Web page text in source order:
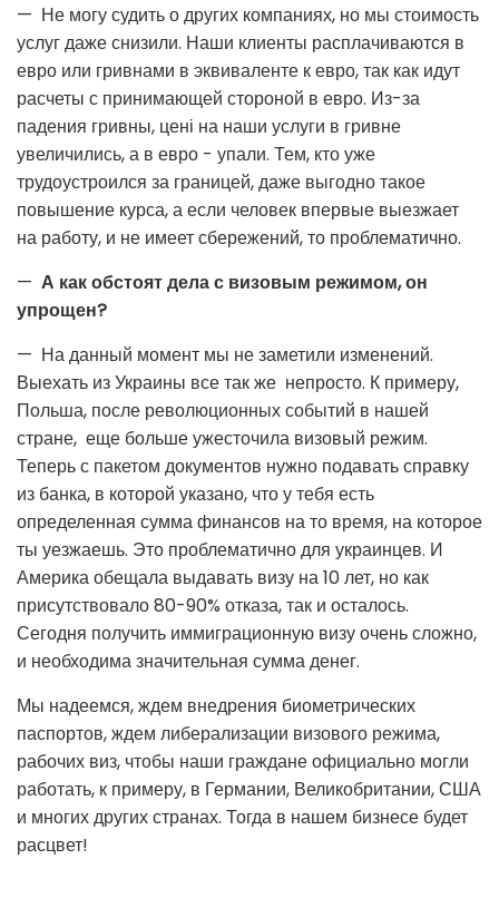
— Не могу судить о других компаниях, но мы стоимость
услуг даже снизили. Наши клиенты расплачиваются в
евро или гривнами в эквиваленте к евро, так как идут
расчеты с принимающей стороной в евро. Из-за
падения гривны, цені на наши услуги в гривне
увеличились, а в евро - упали. Тем, кто уже
трудоустроился за границей, даже выгодно такое
повышение курса, а если человек впервые выезжает
на работу, и не имеет сбережений, то проблематично.
— А как обстоят дела с визовым режимом, он
упрощен?
— На данный момент мы не заметили изменений.
Выехать из Украины все так же непросто. К примеру,
Польша, после революционных событий в нашей
стране, еще больше ужесточила визовый режим.
Теперь с пакетом документов нужно подавать справку
из банка, в которой указано, что у тебя есть
определенная сумма финансов на то время, на которое
ты уезжаешь. Это проблематично для украинцев. И
Америка обещала выдавать визу на 10 лет, но как
присутствовало 80-90% отказа, так и осталось.
Сегодня получить иммиграционную визу очень сложно,
и необходима значительная сумма денег.
Мы надеемся, ждем внедрения биометрических
паспортов, ждем либерализации визового режима,
рабочих виз, чтобы наши граждане официально могли
работать, к примеру, в Германии, Великобритании, США
и многих других странах. Тогда в нашем бизнесе будет
расцвет!